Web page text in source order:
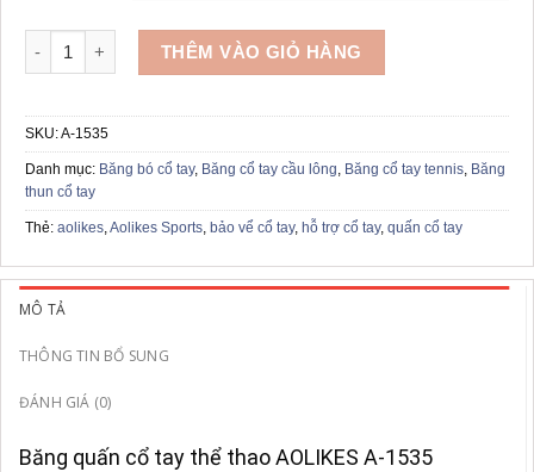
Băng quấn cổ tay thể thao AOLIKES A-1535 số lượng
THÊM VÀO GIỎ HÀNG
SKU:A-1535
Danh mục: Băng bó cổ tay, Băng cổ tay cầu lông, Băng cổ tay tennis, Băng
thun cổ tay
Thẻ: aolikes,Aolikes Sports, bảo vể cổ tay, hỗ trợ cổ tay, quấn cổ tay
MÔ TẢ
THÔNG TIN BỔ SUNG
ĐÁNH GIÁ (0)
Băng quấn cổ tay thể thao AOLIKES A-1535